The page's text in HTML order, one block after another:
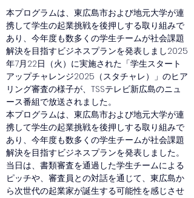
本プログラムは、東広島市および地元大学が連
携して学生の起業挑戦を後押しする取り組みで
あり、今年度も数多くの学生チームが社会課題
解決を目指すビジネスプランを発表しまし2025
年7月22日（火）に実施された「学生スタート
アップチャレンジ2025（スタチャレ）」のヒア
リング審査の様子が、TSSテレビ新広島のニュ
ース番組で放送されました。
本プログラムは、東広島市および地元大学が連
携して学生の起業挑戦を後押しする取り組みで
あり、今年度も数多くの学生チームが社会課題
解決を目指すビジネスプランを発表しました。
当日は、書類審査を通過した学生チームによる
ピッチや、審査員との対話を通じて、東広島か
ら次世代の起業家が誕生する可能性を感じさせ